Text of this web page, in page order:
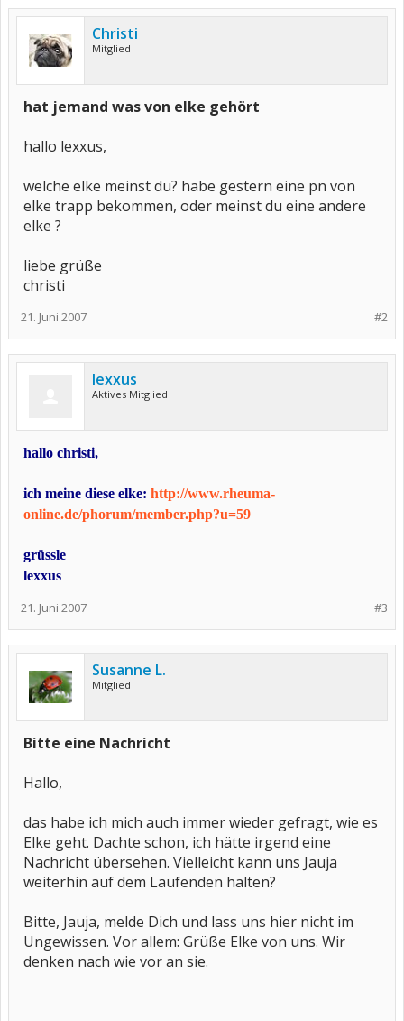
Christi
Mitglied
hat jemand was von elke gehört
hallo lexxus,
welche elke meinst du? habe gestern eine pn von
elke trapp bekommen, oder meinst du eine andere
elke ?
liebe grüße
christi
#2
21. Juni 2007
lexxus
Aktives Mitglied
hallo christi,
ich meine diese elke: http://www.rheuma-
online.de/phorum/member.php?u=59
grüssle
lexxus
#3
21. Juni 2007
Susanne L.
Mitglied
Bitte eine Nachricht
Hallo,
das habe ich mich auch immer wieder gefragt, wie es
Elke geht. Dachte schon, ich hätte irgend eine
Nachricht übersehen. Vielleicht kann uns Jauja
weiterhin auf dem Laufenden halten?
Bitte, Jauja, melde Dich und lass uns hier nicht im
Ungewissen. Vor allem: Grüße Elke von uns. Wir
denken nach wie vor an sie.